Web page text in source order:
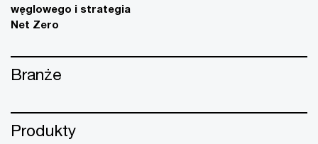
węglowego i strategia
Net Zero
Branże
Produkty